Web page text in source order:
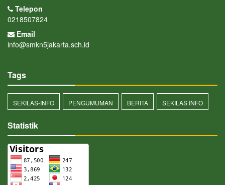
Telepon
0218507824
Email
info@smkn5jakarta.sch.id
Tags
SEKILAS-INFO PENGUMUMAN BERITA SEKILAS INFO
Statistik